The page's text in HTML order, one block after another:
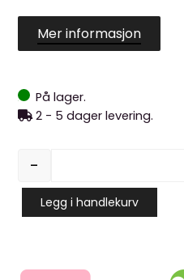
Mer informasjon
På lager.
2 - 5 dager levering.
-
Legg i handlekurv